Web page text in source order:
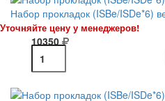
Набор прокладок (ISBe/ISDe*6)
Уточняйте цену у менеджеров!
10350